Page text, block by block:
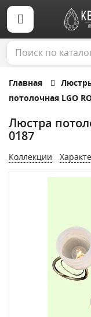
Главная
потолочная LGO
Люстра
0187
Коллекции